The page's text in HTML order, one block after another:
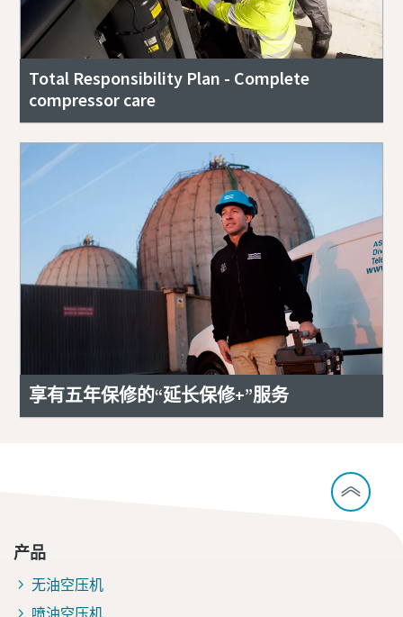
Total Responsibility Plan - Complete
compressor care
享有五年保修的“延长保修+”服务
产品
无油空压机
喷油空压机